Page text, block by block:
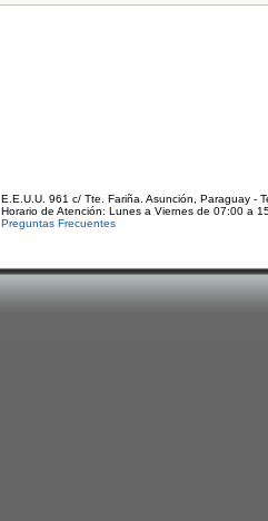
E.E.U.U. 961 c/ Tte. Fariña. Asunción, Paraguay -
Horario de Atención: Lunes a Viernes de 07:00 a
Preguntas Frecuentes